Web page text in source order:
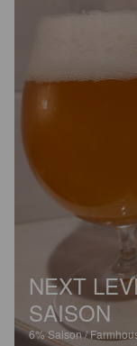
NEXT
SAISON
6%Saison /